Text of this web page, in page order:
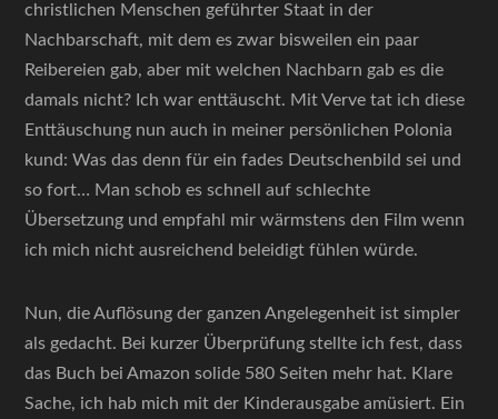
christlichen Menschen geführter Staat in der
Nachbarschaft, mit dem es zwar bisweilen ein paar
Reibereien gab, aber mit welchen Nachbarn gab es die
damals nicht? Ich war enttäuscht. Mit Verve tat ich diese
Enttäuschung nun auch in meiner persönlichen Polonia
kund: Was das denn für ein fades Deutschenbild sei und
so fort… Man schob es schnell auf schlechte
Übersetzung und empfahl mir wärmstens den Film wenn
ich mich nicht ausreichend beleidigt fühlen würde.
Nun, die Auflösung der ganzen Angelegenheit ist simpler
als gedacht. Bei kurzer Überprüfung stellte ich fest, dass
das Buch bei Amazon solide 580 Seiten mehr hat. Klare
Sache, ich hab mich mit der Kinderausgabe amüsiert. Ein